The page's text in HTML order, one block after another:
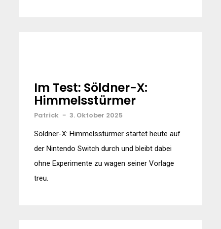
Im Test: Söldner-X:
Himmelsstürmer
Patrick - 3. Oktober 2025
Söldner-X: Himmelsstürmer startet heute auf
der Nintendo Switch durch und bleibt dabei
ohne Experimente zu wagen seiner Vorlage
treu.